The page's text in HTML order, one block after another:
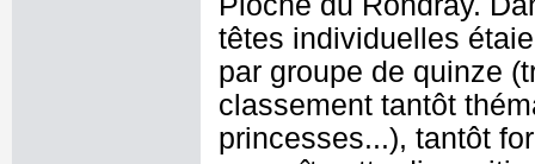
têtes individuelles
par groupe de quinze
classement tantôt
princesses...), tantôt